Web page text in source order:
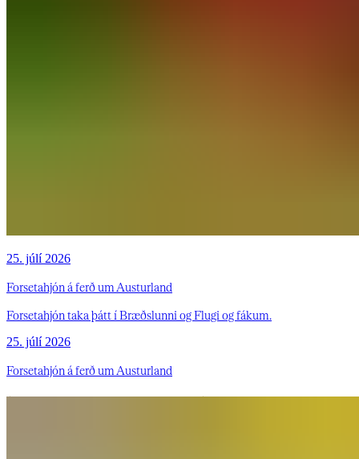
25. júlí 2026
Forsetahjón á ferð um Austurland
Forsetahjón taka þátt í Bræðslunni og Flugi og fákum.
25. júlí 2026
Forsetahjón á ferð um Austurland